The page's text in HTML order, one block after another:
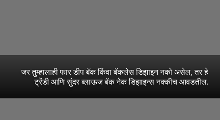
जर तुम्हालाही फार डीप बॅक किंवा बॅकलेस डिझाइन नको असेल, तर हे
ट्रेंडी आणि सुंदर ब्लाऊज बॅक नेक डिझाइन्स नक्कीच आवडतील.